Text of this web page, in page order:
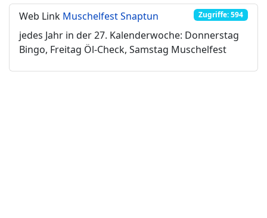
Web Link Muschelfest Snaptun Zugriffe: 594
jedes Jahr in der 27. Kalenderwoche: Donnerstag
Bingo, Freitag Öl-Check, Samstag Muschelfest